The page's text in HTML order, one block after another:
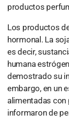
productos
Los productos
hormonal. La
es decir,
humana
demostrado su
embargo, en un
alimentadas con
informaron de